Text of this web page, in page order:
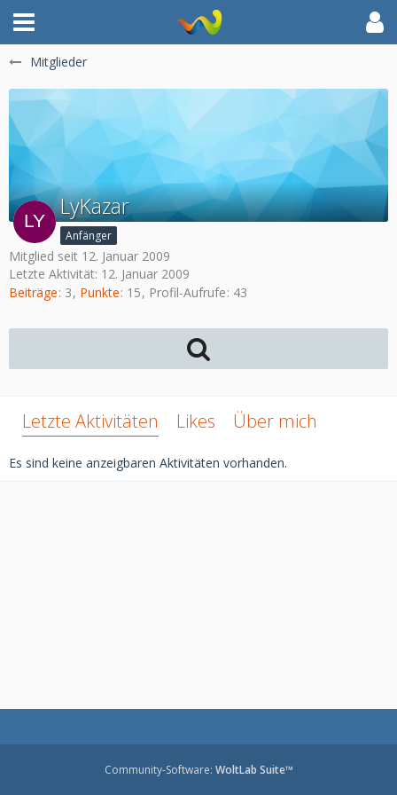
Mitglieder
LyKazar
Anfänger
Mitglied seit 12. Januar 2009
Letzte Aktivität: 12. Januar 2009
Beiträge 3 Punkte 15 Profil-Aufrufe 43
Letzte Aktivitäten Likes Über mich
Es sind keine anzeigbaren Aktivitäten vorhanden.
Community-Software: WoltLab Suite™